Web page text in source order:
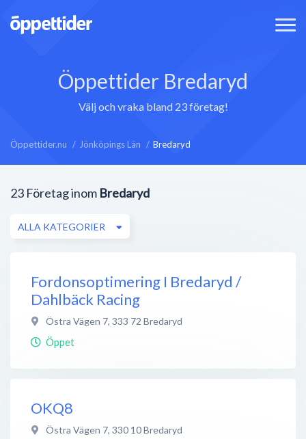
Öppettider Bredaryd
Välj och vraka bland 23 företag!
Öppettider.nu Jönköpings Län Bredaryd
23 Företag inom Bredaryd
ALLA KATEGORIER
Fordonsoptimering I Bredaryd /
Dahlbäck Racing
Östra Vägen 7, 333 72 Bredaryd
Öppet
OKQ8
Östra Vägen 7, 330 10Bredaryd